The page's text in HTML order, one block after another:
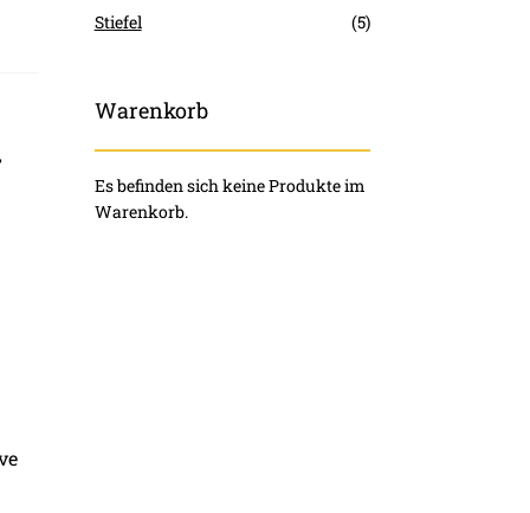
Stiefel
(5)
Warenkorb
Es befinden sich keine Produkte im
Warenkorb.